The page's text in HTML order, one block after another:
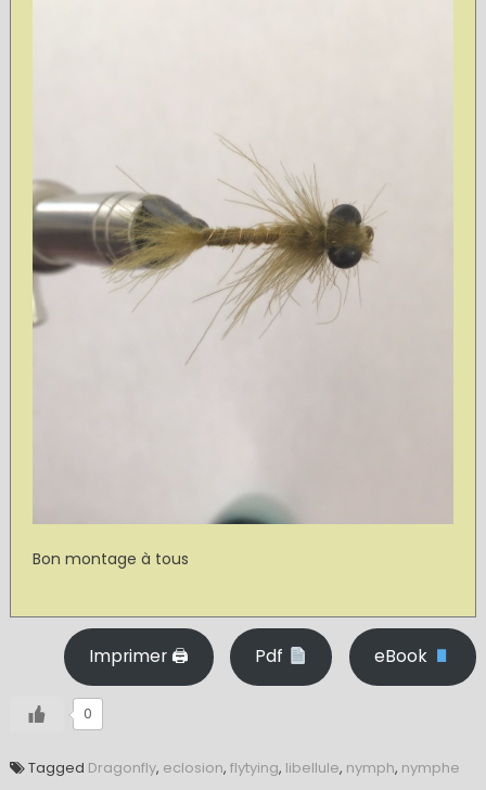
Bon montage à tous
Imprimer 🖨 Pdf eBook
0
Tagged Dragonfly, eclosion, flytying, libellule, nymph, nymphe